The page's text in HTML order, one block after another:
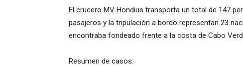
El crucero MV Hondius transporta un total de 147
pasajeros y la tripulación a bordo representan 23
encontraba fondeado frente a la costa de Cabo
Resumen de casos: